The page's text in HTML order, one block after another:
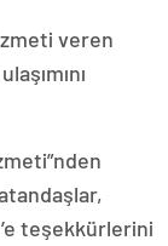
veren
teşekkürlerini